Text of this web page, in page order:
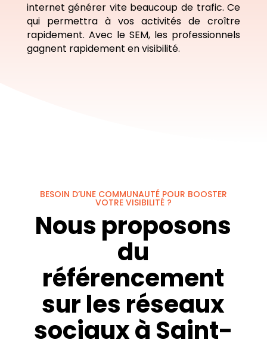
internet générer vite beaucoup de trafic. Ce
qui permettra à vos activités de croître
rapidement. Avec le SEM, les professionnels
gagnent rapidement en visibilité.
BESOIN D’UNE COMMUNAUTÉ POUR BOOSTER
VOTRE VISIBILITÉ ?
Nous proposons
du
référencement
sur les réseaux
sociaux à Saint-